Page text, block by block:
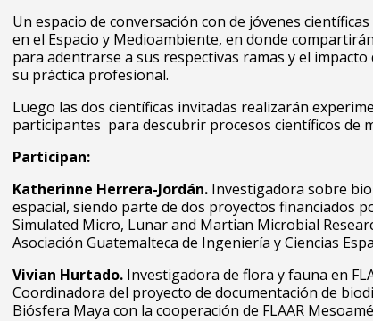
Un espacio de conversación con de jóvenes
en el Espacio y Medioambiente, en donde
para adentrarse a sus respectivas ramas y el
su práctica profesional.
Luego las dos científicas invitadas realizarán
participantes para descubrir procesos científicos de
Participan:
Katherinne Herrera-Jordán. Investigadora sobre
espacial, siendo parte de dos proyectos financiados
Simulated Micro, Lunar and Martian Microbial
Asociación Guatemalteca de Ingeniería y Ciencias
Vivian Hurtado. Investigadora de flora y fauna en
Coordinadora del proyecto de documentación de
Biósfera Maya con la cooperación de FLAAR